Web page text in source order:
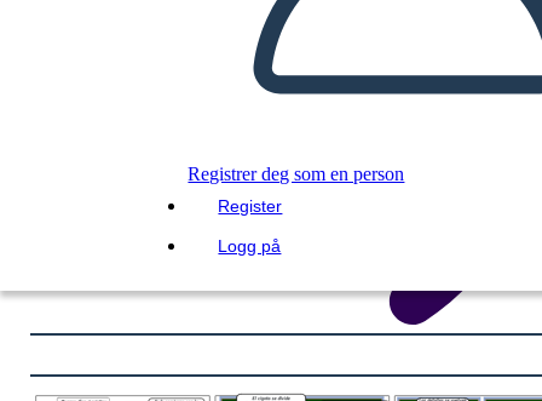
Registrer deg som en person
Register
Logg på